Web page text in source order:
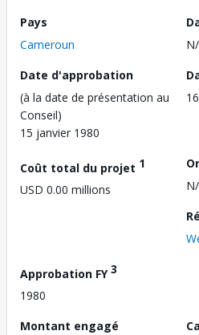
Pays
Cameroun
Date d'approbation
(à la date de présentation au
Conseil)
15 janvier 1980
Coût total du projet 1
USD 0.00 millions
Approbation FY3
1980
Montant engagé